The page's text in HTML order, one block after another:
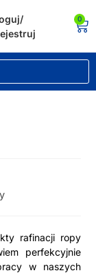
0
rafinacji ropy
perfekcyjnie
w naszych